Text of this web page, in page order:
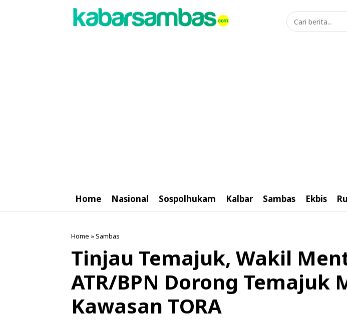
Home Nasional Sospolhukam Kalbar Sambas Ekbis
Home »Sambas
Tinjau Temajuk, Wakil
ATR/BPN Dorong Temajuk
Kawasan TORA